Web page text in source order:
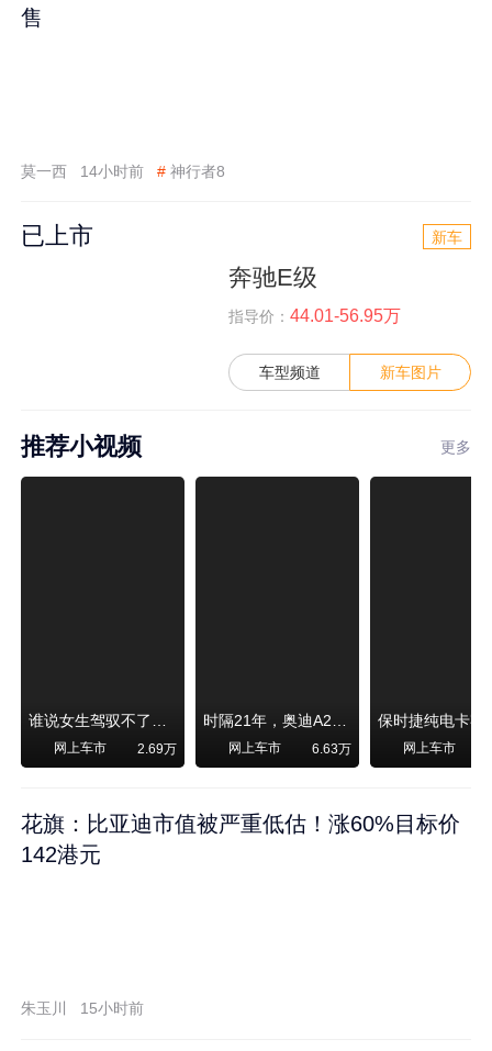
售
莫一西 14小时前 # 神行者8
已上市 新车
奔驰E级
指导价： 44.01-56.95万
车型频道 新车图片
推荐小视频 更多
谁说女生驾驭不了大SUV？看我开问界M6驰骋坝上草原！
网上车市 2.69万
时隔21年，奥迪A2强势归来！
网上车市 6.63万 网上车市
花旗：比亚迪市值被严重低估！涨60%目标价
142港元
朱玉川 15小时前